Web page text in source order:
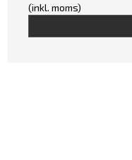
(inkl. moms)